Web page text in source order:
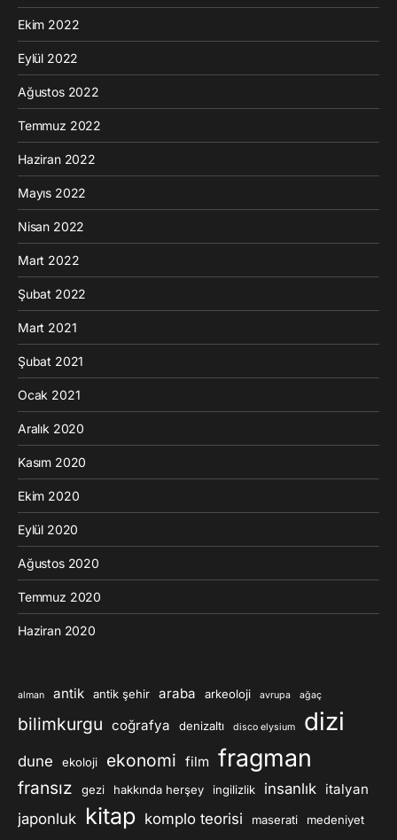
Ekim 2022
Eylül 2022
Ağustos 2022
Temmuz 2022
Haziran 2022
Mayıs 2022
Nisan 2022
Mart 2022
Şubat 2022
Mart 2021
Şubat 2021
Ocak 2021
Aralık 2020
Kasım 2020
Ekim 2020
Eylül 2020
Ağustos 2020
Temmuz 2020
Haziran 2020
alman antik antik şehir araba arkeoloji avrupa ağaç
bilimkurgu coğrafya denizaltı disco elysium dizi
dune ekoloji ekonomi film fragman
fransız gezi hakkında herşey ingilizlik insanlık italyan
japonluk kitap komplo teorisi maserati medeniyet